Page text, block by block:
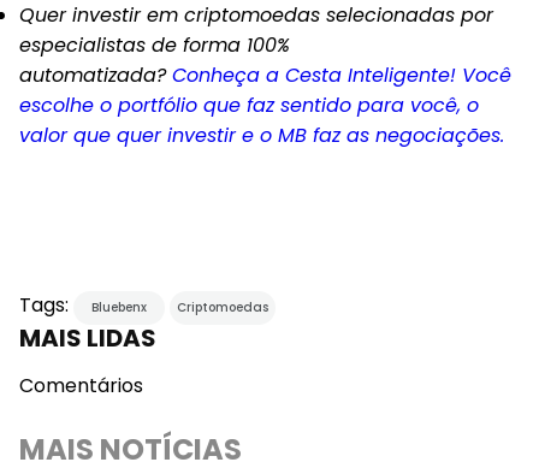
Quer investir em criptomoedas selecionadas por
especialistas de forma 100%
automatizada?Conheça a Cesta Inteligente! Você
escolhe o portfólio que faz sentido para você, o
valor que quer investir e o MB faz as negociações.
Tags: Bluebenx Criptomoedas
MAIS LIDAS
Comentários
MAIS NOTÍCIAS